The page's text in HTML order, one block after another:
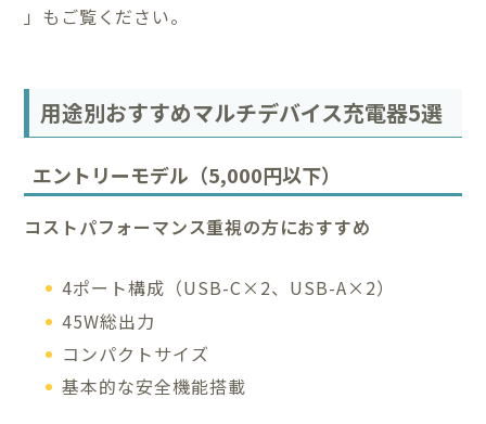
」もご覧ください。
用途別おすすめマルチデバイス充電器5選
エントリーモデル（5,000円以下）
コストパフォーマンス重視の方におすすめ
4ポート構成（USB-C×2、USB-A×2）
45W総出力
コンパクトサイズ
基本的な安全機能搭載